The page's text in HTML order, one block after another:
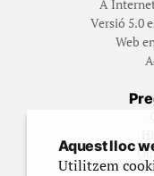
A
Versió 5.0
Web
Aquest lloc
Utilitzem